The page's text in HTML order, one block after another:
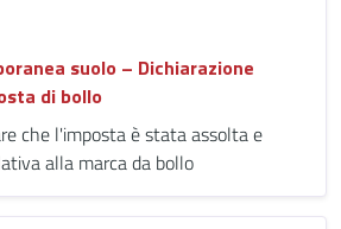
suolo – Dichiarazione
di bollo
che l'imposta è stata assolta e
alla marca da bollo